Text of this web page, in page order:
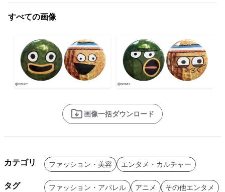
すべての画像
画像一括ダウンロード
カテゴリ ファッション・美容 エンタメ・カルチャー
タグ ファッション・アパレル アニメ その他エンタメ